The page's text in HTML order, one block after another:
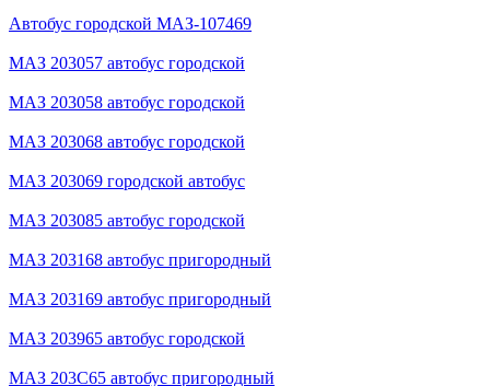
Автобус городской МАЗ-107469
МАЗ 203057 автобус городской
МАЗ 203058 автобус городской
МАЗ 203068 автобус городской
МАЗ 203069 городской автобус
МАЗ 203085 автобус городской
МАЗ 203168 автобус пригородный
МАЗ 203169 автобус пригородный
МАЗ 203965 автобус городской
МАЗ 203С65 автобус пригородный